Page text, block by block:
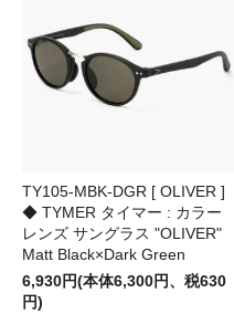
TY105-MBK-DGR [ OLIVER ]
◆ TYMER タイマー : カラー
レンズ サングラス "OLIVER"
Matt Black×Dark Green
6,930円(本体6,300円、税630
円)